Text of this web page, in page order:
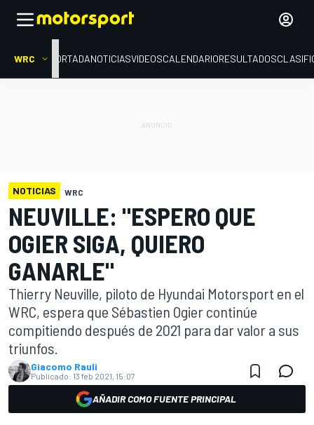
WRC PORTADANOTICIASVIDEOSCALENDARIORESULTADOS
NOTICIAS WRC
NEUVILLE: "ESPERO QUE
OGIER SIGA, QUIERO
GANARLE"
Thierry Neuville, piloto de Hyundai Motorsport en el
WRC, espera que Sébastien Ogier continúe
compitiendo después de 2021 para dar valor a sus
triunfos.
Giacomo Rauli
Publicado: 13 feb 2021, 15:07
AÑADIR COMO FUENTE PRINCIPAL